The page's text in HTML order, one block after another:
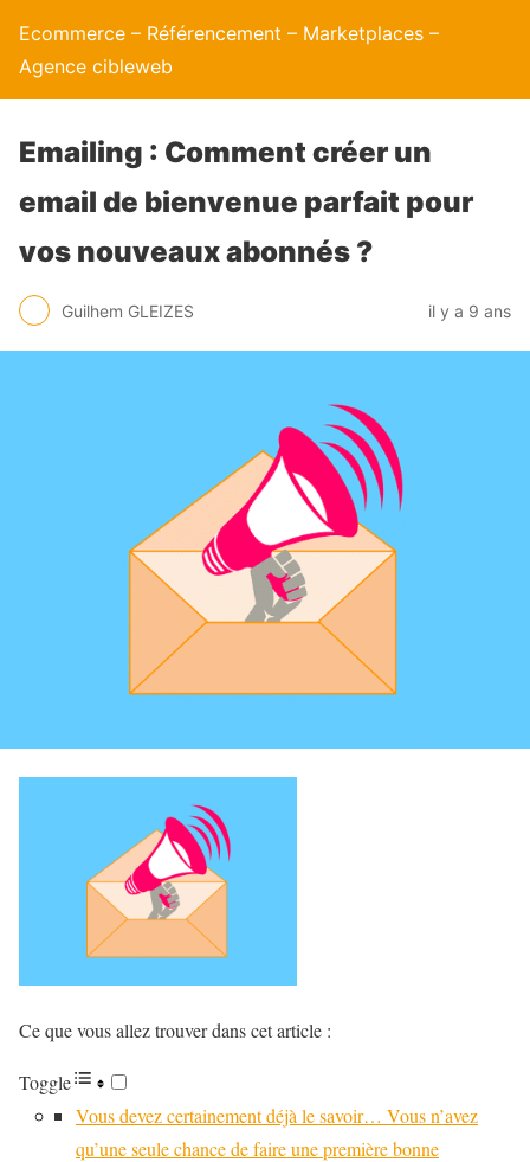
Ecommerce – Référencement – Marketplaces –
Agence cibleweb
Emailing : Comment créer un
email de bienvenue parfait pour
vos nouveaux abonnés ?
Guilhem GLEIZES il y a 9 ans
Ce que vous allez trouver dans cet article :
Toggle
Vous devez certainement déjà le savoir… Vous n’avez
qu’une seule chance de faire une première bonne